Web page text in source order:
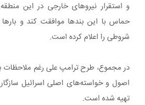
و استقرار نیروهای خارجی در این
حماس با این بندها موافقت کند و
شروطی را اعلام کرده است.
در مجموع، طرح ترامپ علی رغم ملاحظات
اصول و خواسته‌های اصلی اسرائیل
تهیه شده است.